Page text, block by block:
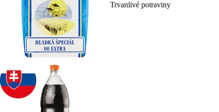
Trvanlivé potraviny